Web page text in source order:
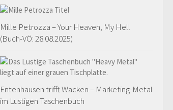
Mille Petrozza – Your Heaven, My Hell
(Buch-VÖ: 28.08.2025)
Entenhausen trifft Wacken – Marketing-Metal
im Lustigen Taschenbuch